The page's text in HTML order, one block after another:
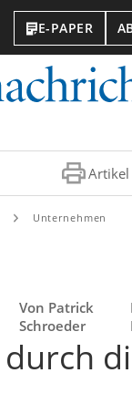
E-PAPER
Artikel
Unternehmen
Von Patrick
Schroeder